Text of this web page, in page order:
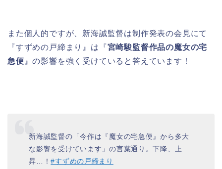
また個人的ですが、新海誠監督は制作発表の会見にて
『すずめの戸締まり』は『宮崎駿監督作品の魔女の宅
急便 』の影響を強く受けていると答えています！
新海誠監督の「今作は『魔女の宅急便』から多大
な影響を受けています」の言葉通り。下降、上
昇…！#すずめの戸締まり